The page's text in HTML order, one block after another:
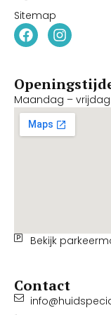
Sitemap
Maandag – vrijdag:
Bekijk
Contact